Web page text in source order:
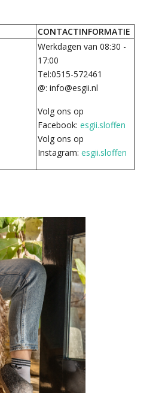
CONTACTINFORMATIE
Werkdagen van 08:30 -
17:00
Tel:0515-572461
@: info@esgii.nl
Volg ons op
Facebook: esgii.sloffen
Volg ons op
Instagram: esgii.sloffen